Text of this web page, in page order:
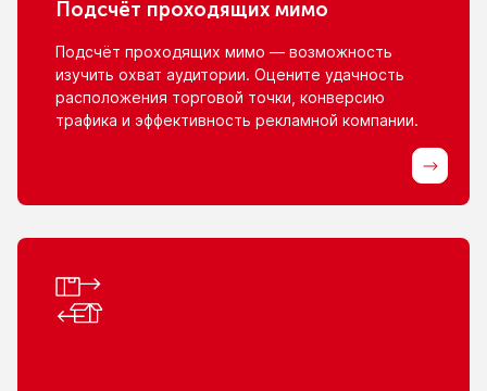
Подсчёт проходящих мимо
Подсчёт проходящих мимо — возможность
изучить охват аудитории. Оцените удачность
расположения торговой точки, конверсию
трафика и эффективность рекламной компании.